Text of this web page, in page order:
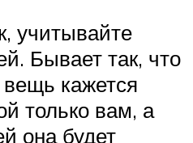
учитывайте
Бывает так, что
кажется
только вам, а
она будет